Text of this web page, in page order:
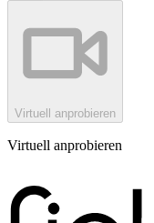
Virtuell anprobieren
Virtuell anprobieren